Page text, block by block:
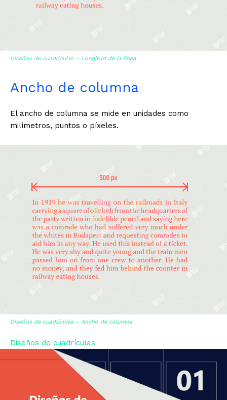
Diseños de cuadrículas – Longitud de la línea
Ancho de columna
El ancho de columna se mide en unidades como
milímetros, puntos o píxeles.
Diseños de cuadrículas – Ancho de columna
Diseños de cuadrículas